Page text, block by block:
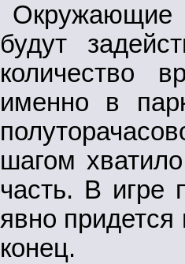
будут
количество
именно в
шагом
часть. В игре
явно придется
конец.